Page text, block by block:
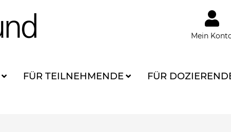
Mein
FÜR TEILNEHMENDE FÜR